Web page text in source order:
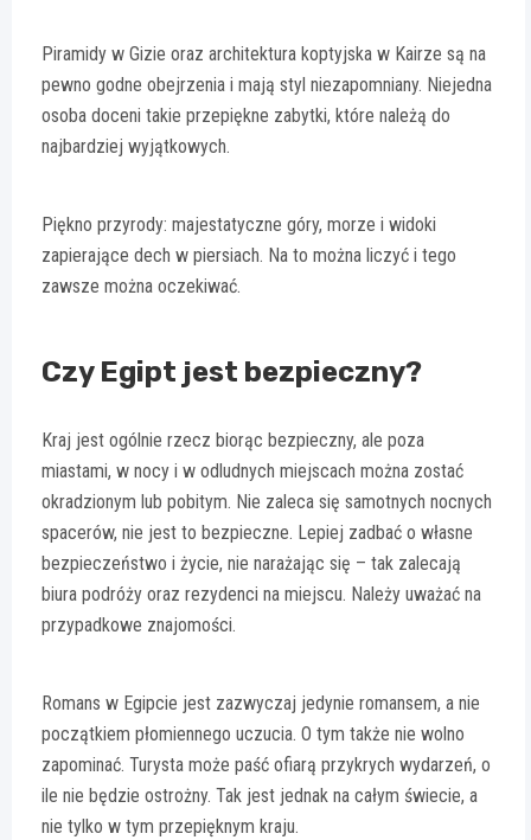
Piramidy w Gizie oraz architektura koptyjska w Kairze są na
pewno godne obejrzenia i mają styl niezapomniany. Niejedna
osoba doceni takie przepiękne zabytki, które należą do
najbardziej wyjątkowych.
Piękno przyrody: majestatyczne góry, morze i widoki
zapierające dech w piersiach. Na to można liczyć i tego
zawsze można oczekiwać.
Czy Egipt jest bezpieczny?
Kraj jest ogólnie rzecz biorąc bezpieczny, ale poza
miastami, w nocy i w odludnych miejscach można zostać
okradzionym lub pobitym. Nie zaleca się samotnych nocnych
spacerów, nie jest to bezpieczne. Lepiej zadbać o własne
bezpieczeństwo i życie, nie narażając się – tak zalecają
biura podróży oraz rezydenci na miejscu. Należy uważać na
przypadkowe znajomości.
Romans w Egipcie jest zazwyczaj jedynie romansem, a nie
początkiem płomiennego uczucia. O tym także nie wolno
zapominać. Turysta może paść ofiarą przykrych wydarzeń, o
ile nie będzie ostrożny. Tak jest jednak na całym świecie, a
nie tylko w tym przepięknym kraju.